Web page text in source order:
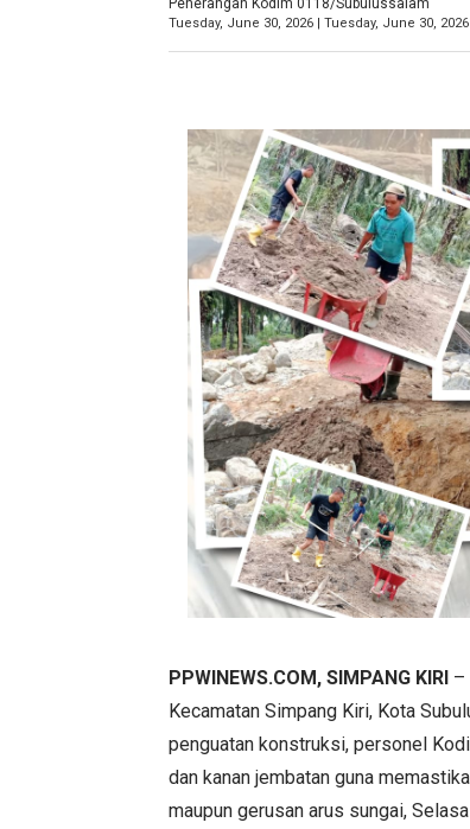
Penerangan Kodim 0118/Subulussalam
Tuesday, June 30, 2026 | Tuesday, June 30, 2026
PPWINEWS.COM, SIMPANG KIRI –
Kecamatan Simpang Kiri, Kota
penguatan konstruksi, personel
dan kanan jembatan guna
maupun gerusan arus sungai,